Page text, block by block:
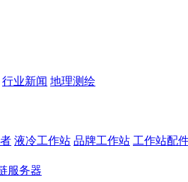
行业新闻 地理测绘
液冷工作站 品牌工作站 工作站配
服务器